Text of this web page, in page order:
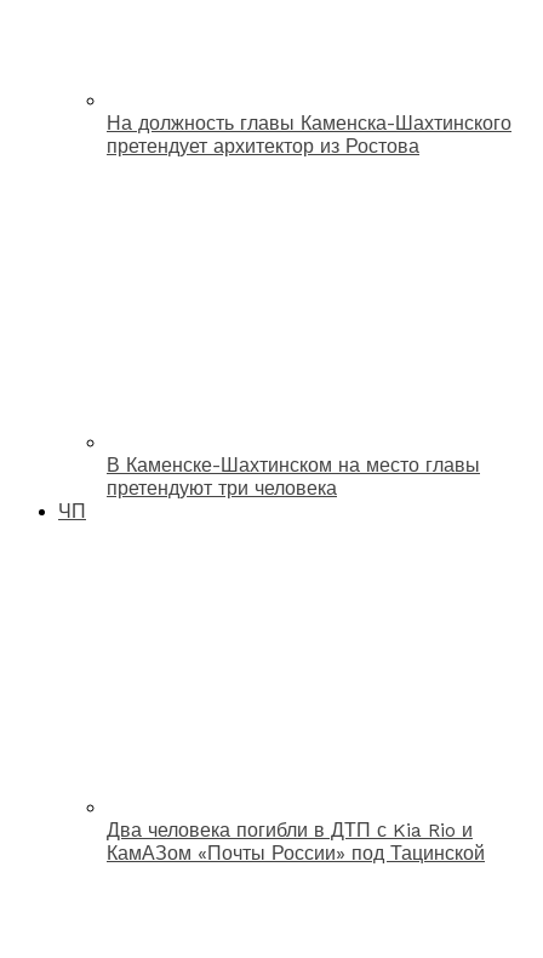
На должность главы Каменска-Шахтинского
претендует архитектор из Ростова
В Каменске-Шахтинском на место главы
претендуют три человека
ЧП
Два человека погибли в ДТП с Kia Rio и
КамАЗом «Почты России» под Тацинской